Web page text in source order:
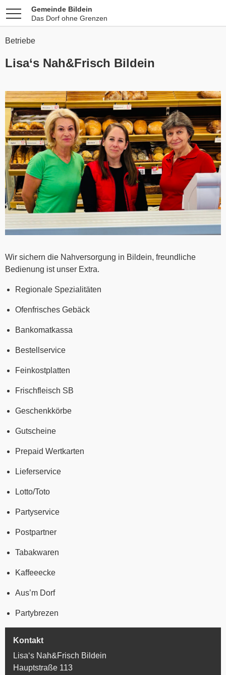
Gemeinde Bildein
Das Dorf ohne Grenzen
Betriebe
Lisa‘s Nah&Frisch Bildein
Wir sichern die Nahversorgung in Bildein, freundliche
Bedienung ist unser Extra.
Regionale Spezialitäten
Ofenfrisches Gebäck
Bankomatkassa
Bestellservice
Feinkostplatten
Frischfleisch SB
Geschenkkörbe
Gutscheine
Prepaid Wertkarten
Lieferservice
Lotto/Toto
Partyservice
Postpartner
Tabakwaren
Kaffeeecke
Aus’m Dorf
Partybrezen
Kontakt
Lisa‘s Nah&Frisch Bildein
Hauptstraße 113